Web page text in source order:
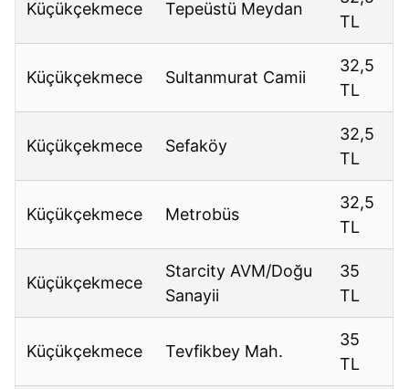
Küçükçekmece Tepeüstü Meydan
TL
Küçükçekmece Sultanmurat Camii
32,5
TL
Küçükçekmece Sefaköy
32,5
TL
Küçükçekmece Metrobüs
32,5
TL
Küçükçekmece
Starcity AVM/Doğu
Sanayii
35
TL
Küçükçekmece Tevfikbey Mah.
35
TL